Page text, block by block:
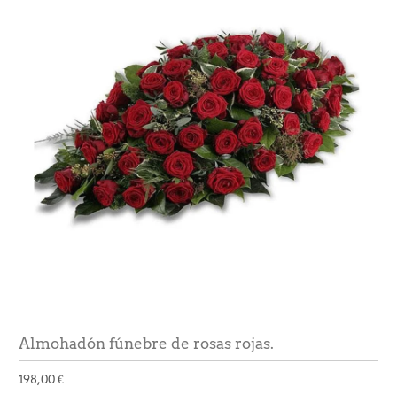
Almohadón fúnebre de rosas rojas.
198,00 €